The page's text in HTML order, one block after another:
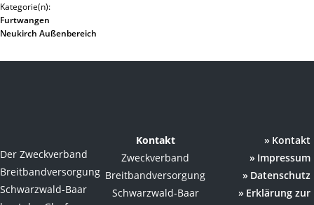
Kategorie(n):
Furtwangen
Neukirch Außenbereich
Der Zweckverband
Breitbandversorgung
Schwarzwald-Baar
Kontakt
Zweckverband
Breitbandversorgung
Schwarzwald-Baar
Kontakt
Impressum
Datenschutz
Erklärung zur